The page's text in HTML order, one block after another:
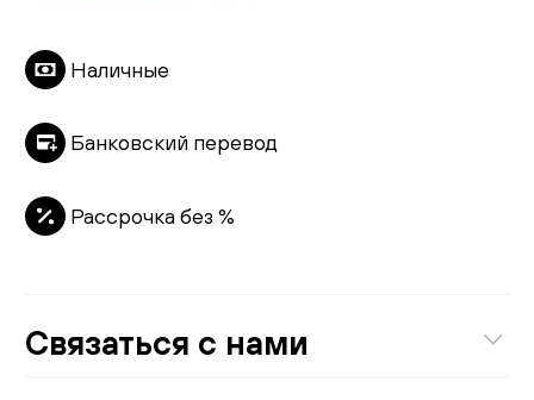
Связаться с нами
Наличные
Банковский перевод
Рассрочка без %